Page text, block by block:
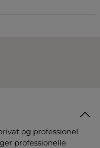
og professionel
professionelle